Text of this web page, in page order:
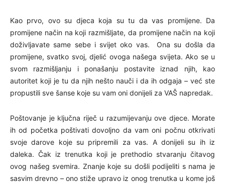
Kao prvo, ovo su djeca koja su tu da vas promijene. Da
promijene način na koji razmišljate, da promijene način na koji
doživljavate same sebe i svijet oko vas. Ona su došla da
promijene, svatko svoj, djelić ovoga našega svijeta. Ako se u
svom razmišljanju i ponašanju postavite iznad njih, kao
autoritet koji je tu da njih nešto nauči i da ih odgaja – već ste
propustili sve šanse koje su vam oni donijeli za VAŠ napredak.
Poštovanje je ključna riječ u razumijevanju ove djece. Morate
ih od početka poštivati dovoljno da vam oni počnu otkrivati
svoje darove koje su pripremili za vas. A donijeli su ih iz
daleka. Čak iz trenutka koji je prethodio stvaranju čitavog
ovog našeg svemira. Znanje koje su došli podijeliti s nama je
sasvim drevno – ono stiže upravo iz onog trenutka u kome još